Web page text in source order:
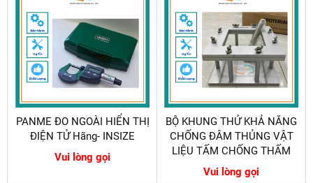
PANME ĐO NGOÀI HIỂN THỊ
ĐIỆN TỬ Hãng- INSIZE
Vui lòng gọi
BỘ KHUNG THỬ KHẢ NĂNG
CHỐNG ĐÂM THỦNG VẬT
LIỆU TẤM CHỐNG THẤM
Vui lòng gọi